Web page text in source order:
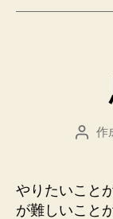
投 作
やりたいこと
が難しいこと